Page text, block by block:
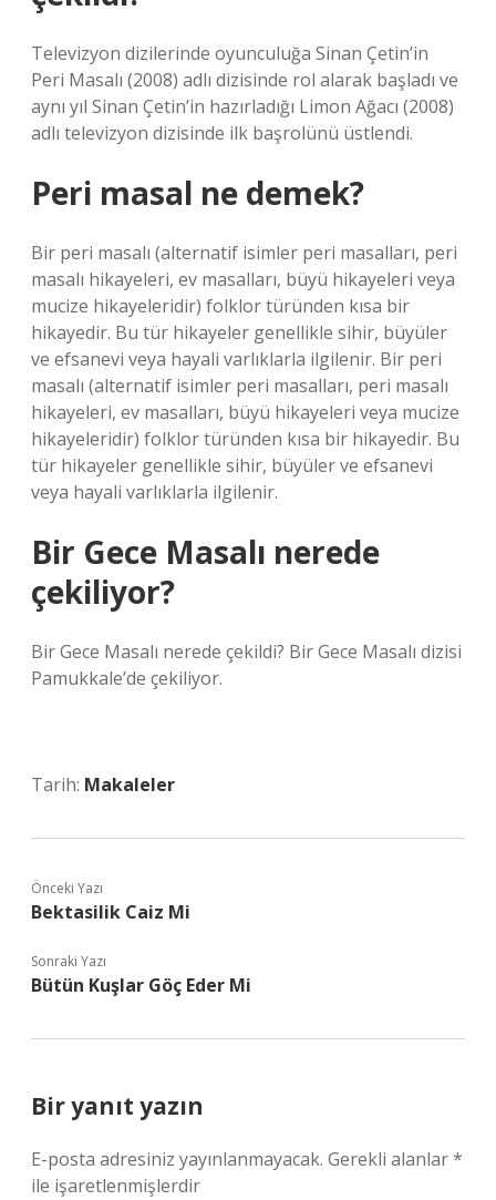
Televizyon dizilerinde oyunculuğa Sinan Çetin’in
Peri Masalı (2008) adlı dizisinde rol alarak başladı ve
aynı yıl Sinan Çetin’in hazırladığı Limon Ağacı (2008)
adlı televizyon dizisinde ilk başrolünü üstlendi.
Peri masal ne demek?
Bir peri masalı (alternatif isimler peri masalları, peri
masalı hikayeleri, ev masalları, büyü hikayeleri veya
mucize hikayeleridir) folklor türünden kısa bir
hikayedir. Bu tür hikayeler genellikle sihir, büyüler
ve efsanevi veya hayali varlıklarla ilgilenir. Bir peri
masalı (alternatif isimler peri masalları, peri masalı
hikayeleri, ev masalları, büyü hikayeleri veya mucize
hikayeleridir) folklor türünden kısa bir hikayedir. Bu
tür hikayeler genellikle sihir, büyüler ve efsanevi
veya hayali varlıklarla ilgilenir.
Bir Gece Masalı nerede
çekiliyor?
Bir Gece Masalı nerede çekildi? Bir Gece Masalı dizisi
Pamukkale’de çekiliyor.
Tarih: Makaleler
Önceki Yazı
Bektasilik Caiz Mi
Sonraki Yazı
Bütün Kuşlar Göç Eder Mi
Bir yanıt yazın
E-posta adresiniz yayınlanmayacak. Gerekli alanlar*
ile işaretlenmişlerdir